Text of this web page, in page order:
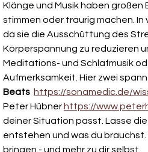
Klänge und Musik haben großen
stimmen oder traurig machen.
da sie die Ausschüttung des
Körperspannung zu reduzieren
Meditations- und Schlafmusik
Aufmerksamkeit. Hier zwei
Beats https://sonamedic.de/
Peter Hübner https://
deiner Situation passt. Lasse
entstehen und was du brauchst.
bringen - und mehr zu dir selbst.